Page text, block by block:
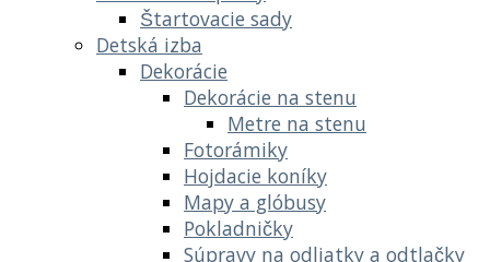
Štartovacie sady
Detská izba
Dekorácie
Dekorácie na stenu
Metre na stenu
Fotorámiky
Hojdacie koníky
Mapy a glóbusy
Pokladničky
Súpravy na odliatky a odtlačky